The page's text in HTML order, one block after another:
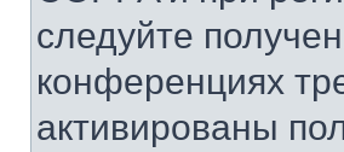
следуйте
конференциях
активированы